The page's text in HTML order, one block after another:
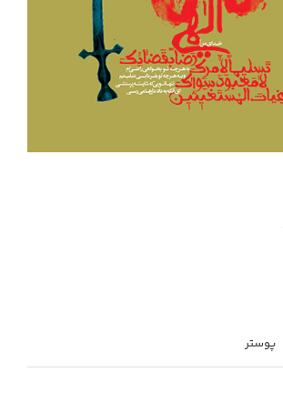
پوستر